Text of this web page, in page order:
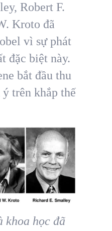
Robert F.
Kroto đã
vì sự phát
đặc biệt này.
bắt đầu thu
trên khắp thế
khoa học đã